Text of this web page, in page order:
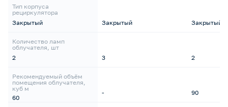
Тип корпуса
рециркулятора
Закрытый
Количество ламп
облучателя, шт
2
Рекомендуемый объём
помещения облучателя,
куб м
60
Закрытый
3
-
Закрытый
2
90